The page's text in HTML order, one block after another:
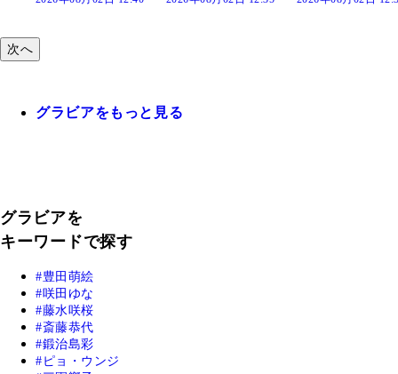
次へ
グラビアをもっと見る
グラビアを
キーワードで探す
豊田萌絵
咲田ゆな
藤水咲桜
斎藤恭代
鍛治島彩
ピョ・ウンジ